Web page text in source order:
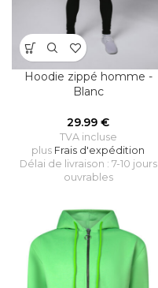
Hoodie zippé homme -
Blanc
29.99 €
TVA incluse
plus Frais d'expédition
Délai de livraison : 7-10 jours
ouvrables